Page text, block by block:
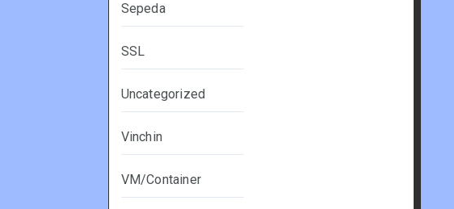
Sepeda
SSL
Uncategorized
Vinchin
VM/Container